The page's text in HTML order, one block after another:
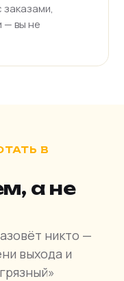
— вы не
В
а не
никто —
выхода и